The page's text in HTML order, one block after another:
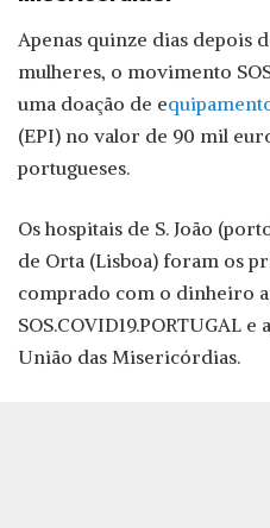
Apenas quinze dias depois
mulheres, o movimento
uma doação de e
(EPI) no valor de 90 mil
portugueses.
Os hospitais de S. João
de Orta (Lisboa) foram os
comprado com o dinheiro
SOS.COVID19.PORTUGAL
União das Misericórdias.